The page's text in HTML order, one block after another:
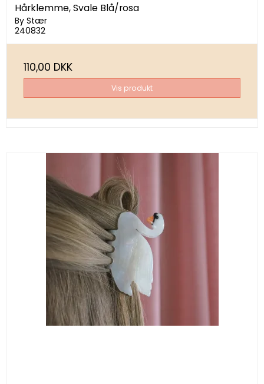
Hårklemme, Svale Blå/rosa
By Stær
240832
110,00 DKK
Vis produkt